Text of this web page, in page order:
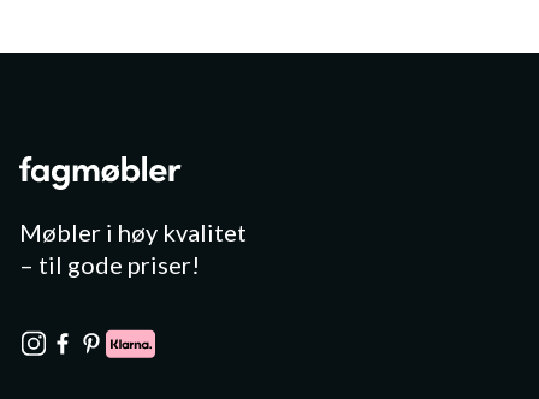
Møbler i høy kvalitet
– til gode priser!